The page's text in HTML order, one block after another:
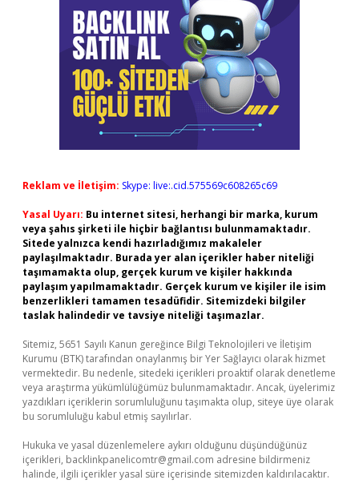
Reklam ve İletişim: Skype: live:.cid.575569c608265c69
Yasal Uyarı: Bu internet sitesi, herhangi bir marka, kurum
veya şahıs şirketi ile hiçbir bağlantısı bulunmamaktadır.
Sitede yalnızca kendi hazırladığımız makaleler
paylaşılmaktadır. Burada yer alan içerikler haber niteliği
taşımamakta olup, gerçek kurum ve kişiler hakkında
paylaşım yapılmamaktadır. Gerçek kurum ve kişiler ile isim
benzerlikleri tamamen tesadüfidir. Sitemizdeki bilgiler
taslak halindedir ve tavsiye niteliği taşımazlar.
Sitemiz, 5651 Sayılı Kanun gereğince Bilgi Teknolojileri ve İletişim
Kurumu (BTK) tarafından onaylanmış bir Yer Sağlayıcı olarak hizmet
vermektedir. Bu nedenle, sitedeki içerikleri proaktif olarak denetleme
veya araştırma yükümlülüğümüz bulunmamaktadır. Ancak, üyelerimiz
yazdıkları içeriklerin sorumluluğunu taşımakta olup, siteye üye olarak
bu sorumluluğu kabul etmiş sayılırlar.
Hukuka ve yasal düzenlemelere aykırı olduğunu düşündüğünüz
içerikleri, backlinkpanelicomtr@gmail.com adresine bildirmeniz
halinde, ilgili içerikler yasal süre içerisinde sitemizden kaldırılacaktır.